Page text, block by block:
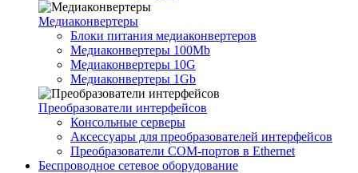
Медиаконвертеры
Блоки питания медиаконвертеров
Медиаконвертеры 100Mb
Медиаконвертеры 10G
Медиаконвертеры 1Gb
Преобразователи интерфейсов
Консольные серверы
Аксессуары для преобразователей интерфейсов
Преобразователи COM-портов в Ethernet
Беспроводное сетевое оборудование